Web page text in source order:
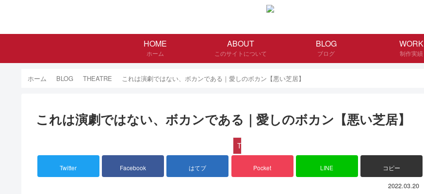
HOME
ホーム
ABOUT
このサイトについて
BLOG
ブログ
WORK
制作実績
ホーム BLOG THEATRE これは演劇ではない、ボカンである｜愛しのボカン【悪い芝居】
これは演劇ではない、ボカンである｜愛しのボカン【悪い芝居】
THEATRE
Twitter Facebook はてブ Pocket LINE コピー
2022.03.20